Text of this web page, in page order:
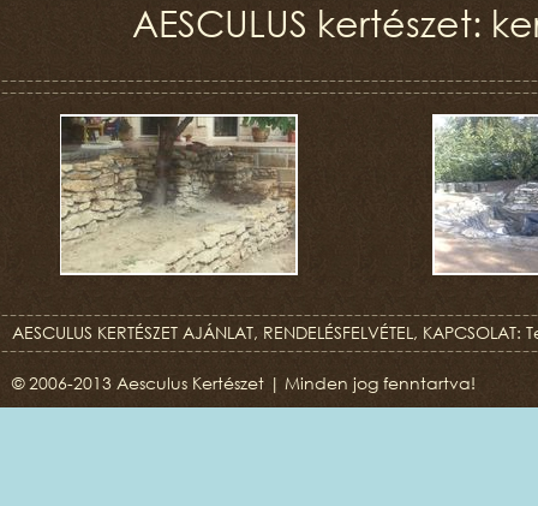
AESCULUS kertészet:
AESCULUS KERTÉSZET AJÁNLAT, RENDELÉSFELVÉTEL,
© 2006-2013 Aesculus Kertészet | Minden jog fenntartva!